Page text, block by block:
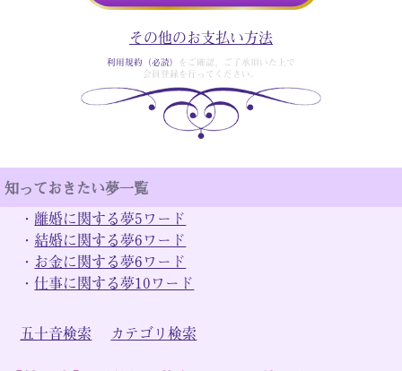
その他のお支払い方法
利用規約（必読）
をご確認、ご了承頂いた上で
会員登録を行ってください。
知っておきたい夢一覧
・ 離婚に関する夢5ワード
・ 結婚に関する夢6ワード
・ お金に関する夢6ワード
・仕事に関する夢10ワード
五十音検索 カテゴリ検索